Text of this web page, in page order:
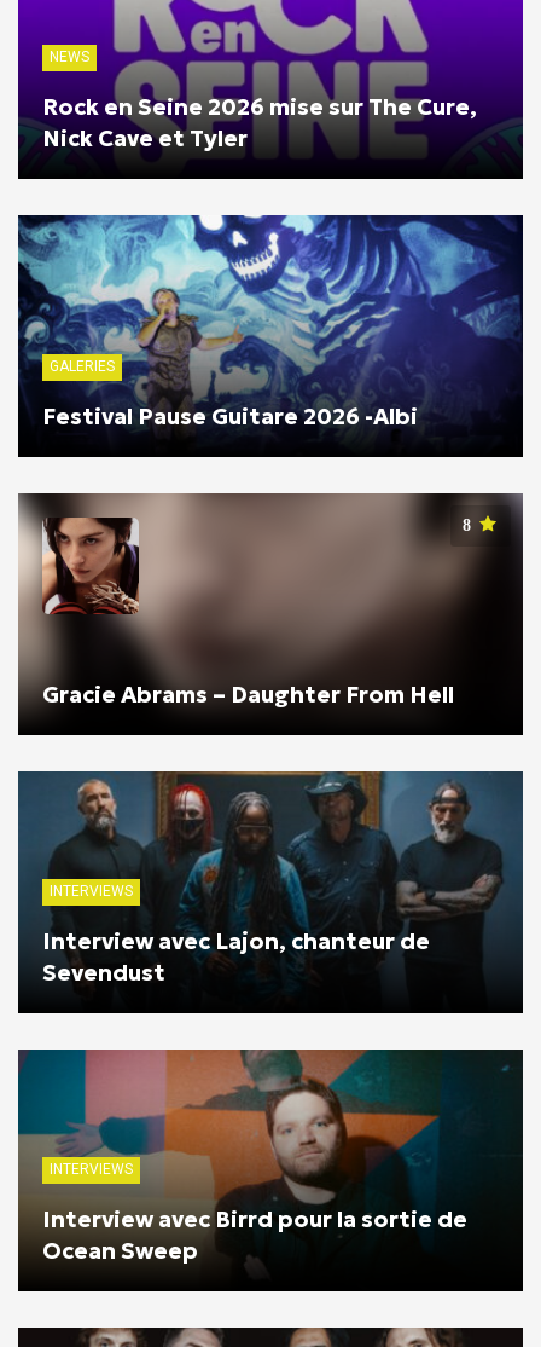
NEWS
Rock en Seine 2026 mise sur The Cure,
Nick Cave et Tyler
GALERIES
Festival Pause Guitare 2026 -Albi
8
Gracie Abrams – Daughter From Hell
INTERVIEWS
Interview avec Lajon, chanteur de
Sevendust
INTERVIEWS
Interview avec Birrd pour la sortie de
Ocean Sweep